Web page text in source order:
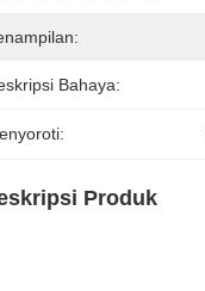
Bahaya:
Produk